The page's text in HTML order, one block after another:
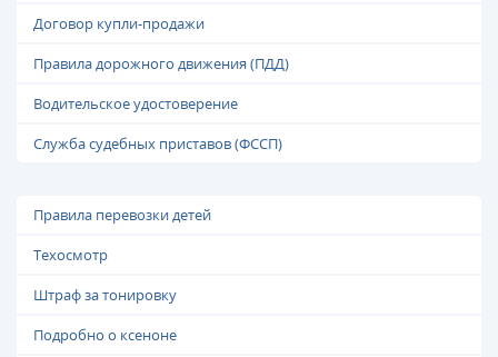
Договор купли-продажи
Правила дорожного движения (ПДД)
Водительское удостоверение
Служба судебных приставов (ФССП)
Правила перевозки детей
Техосмотр
Штраф за тонировку
Подробно о ксеноне